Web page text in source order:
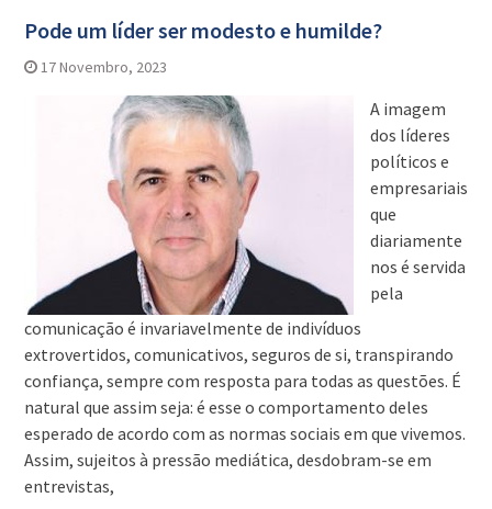
Pode um líder ser modesto e humilde?
17 Novembro, 2023
A imagem
dos líderes
políticos e
empresariais
que
diariamente
nos é servida
pela
comunicação é invariavelmente de indivíduos
extrovertidos, comunicativos, seguros de si, transpirando
confiança, sempre com resposta para todas as questões. É
natural que assim seja: é esse o comportamento deles
esperado de acordo com as normas sociais em que vivemos.
Assim, sujeitos à pressão mediática, desdobram-se em
entrevistas,